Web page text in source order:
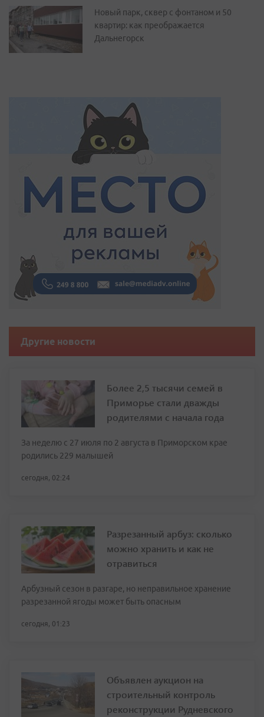
Новый парк, сквер с фонтаном и 50
квартир: как преображается
Дальнегорск
Другие новости
Более 2,5 тысячи семей в
Приморье стали дважды
родителями с начала года
За неделю с 27 июля по 2 августа в Приморском крае
родились 229 малышей
сегодня, 02:24
Разрезанный арбуз: сколько
можно хранить и как не
отравиться
Арбузный сезон в разгаре, но неправильное хранение
разрезанной ягоды может быть опасным
сегодня, 01:23
Объявлен аукцион на
строительный контроль
реконструкции Рудневского